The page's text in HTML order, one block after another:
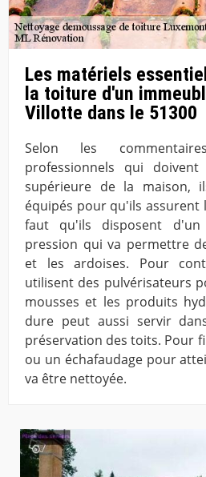
Les matériels
la toiture d'un
Villotte dans le 51300
Selon les
professionnels qui
supérieure de la maison,
équipés pour qu'ils assurent
faut qu'ils disposent
pression qui va permettre
et les ardoises. Pour
utilisent des pulvérisateurs
mousses et les produits
dure peut aussi servir
préservation des toits. Pour
ou un échafaudage pour
va être nettoyée.